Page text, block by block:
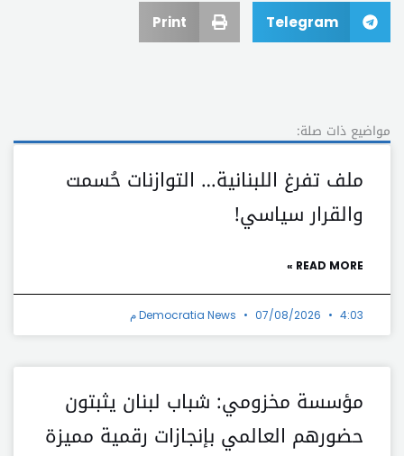
Telegram
Print
مواضيع ذات صلة:
ملف تفرغ اللبنانية… التوازنات حُسمت
والقرار سياسي!
READ MORE »
Democratia News 07/08/2026 4:03 م
مؤسسة مخزومي: شباب لبنان يثبتون
حضورهم العالمي بإنجازات رقمية مميزة